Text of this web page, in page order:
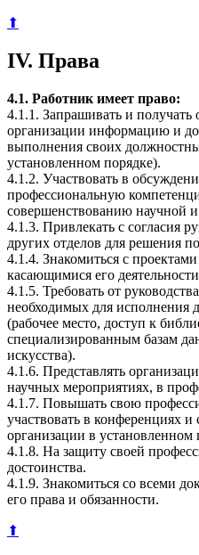
⬆
IV. Права
4.1. Работник имеет право:
4.1.1. Запрашивать и получать
организации информацию и
выполнения своих
установленном порядке).
4.1.2. Участвовать в
профессиональную
совершенствованию научной
4.1.3. Привлекать с согласия
других отделов для решения
4.1.4. Знакомиться с
касающимися его
4.1.5. Требовать от
необходимых для исполнения
(рабочее место, доступ к
специализированным базам
искусства).
4.1.6. Представлять
научных мероприятиях, в
4.1.7. Повышать свою
участвовать в конференциях и
организации в установленном
4.1.8. На защиту своей
достоинства.
4.1.9. Знакомиться со всеми
его права и обязанности.
⬆